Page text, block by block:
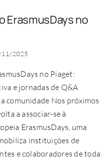
ErasmusDays no
2025
no Piaget:
e jornadas de Q&A
comunidade Nos próximos
a associar-se à
ErasmusDays, uma
instituições de
e colaboradores de toda